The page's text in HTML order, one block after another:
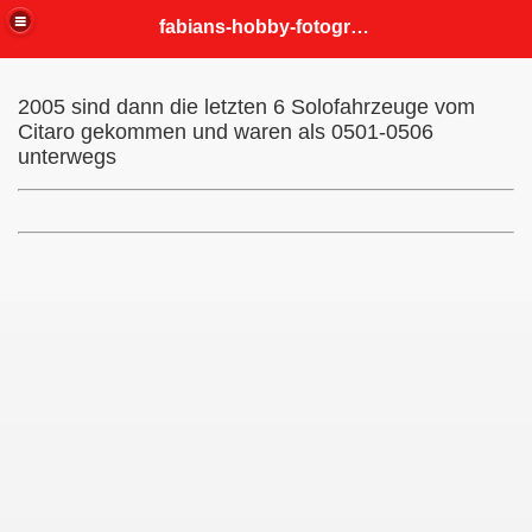
fabians-hobby-fotografien
2005 sind dann die letzten 6 Solofahrzeuge vom
Citaro gekommen und waren als 0501-0506
unterwegs